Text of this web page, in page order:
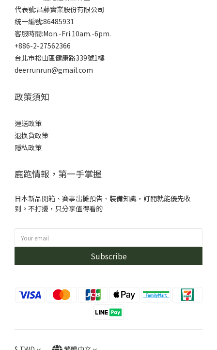
代表號:昌藤實業股份有限公司
統一編號:86485931
客服時間:Mon.-Fri.10am.-6pm.
+886-2-27562366
台北市松山區健康路339號1樓
deerrunrun@gmail.com
政策須知
運送政策
退換貨政策
隱私政策
鹿跑情報，第一手掌握
日本新品開箱、賽事出攤預告、裝備知識，訂閱就能優先收
到。不打擾，只分享值得看的
Subscribe